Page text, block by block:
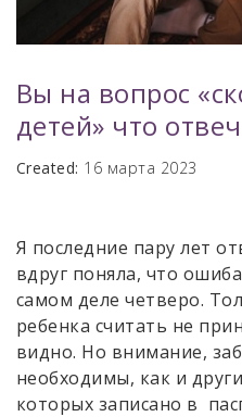
Вы на вопрос
детей» что
Created: 16 марта 2023
Я последние пару лет
вдруг поняла, что
самом деле четверо.
ребенка считать не
видно. Но внимание,
необходимы, как и
которых записано в